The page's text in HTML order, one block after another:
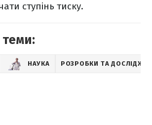
ступінь тиску.
теми:
НАУКА РОЗРОБКИ ТА